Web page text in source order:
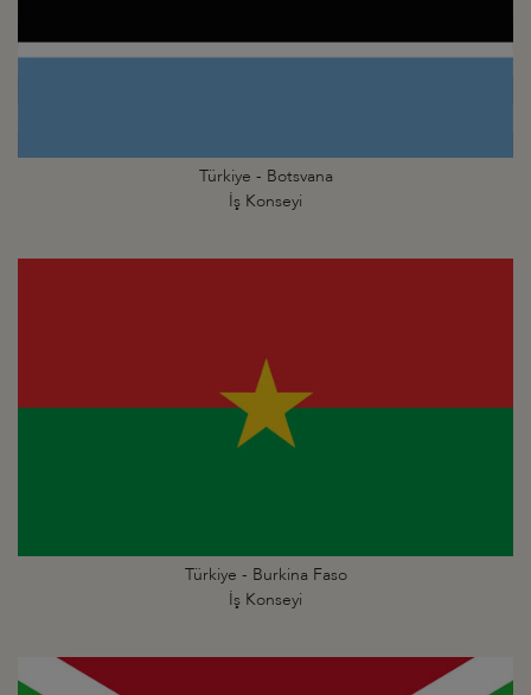
Türkiye - Botsvana
İş Konseyi
Türkiye - Burkina Faso
İş Konseyi